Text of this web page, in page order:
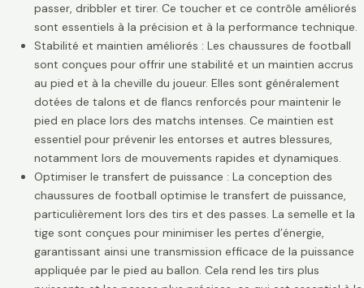
passer, dribbler et tirer. Ce toucher et ce contrôle améliorés
sont essentiels à la précision et à la performance technique.
Stabilité et maintien améliorés : Les chaussures de football
sont conçues pour offrir une stabilité et un maintien accrus
au pied et à la cheville du joueur. Elles sont généralement
dotées de talons et de flancs renforcés pour maintenir le
pied en place lors des matchs intenses. Ce maintien est
essentiel pour prévenir les entorses et autres blessures,
notamment lors de mouvements rapides et dynamiques.
Optimiser le transfert de puissance : La conception des
chaussures de football optimise le transfert de puissance,
particulièrement lors des tirs et des passes. La semelle et la
tige sont conçues pour minimiser les pertes d’énergie,
garantissant ainsi une transmission efficace de la puissance
appliquée par le pied au ballon. Cela rend les tirs plus